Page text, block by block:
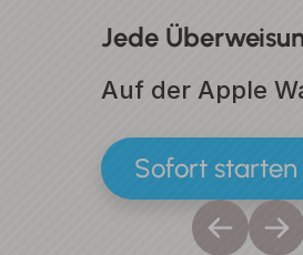
Jede
Auf der Apple
Sofort starten